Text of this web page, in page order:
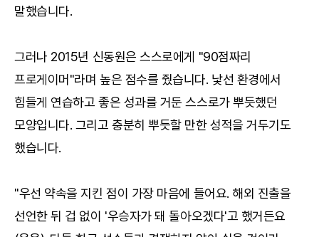
말했습니다.
그러나 2015년 신동원은 스스로에게 "90점짜리
프로게이머"라며 높은 점수를 줬습니다. 낯선 환경에서
힘들게 연습하고 좋은 성과를 거둔 스스로가 뿌듯했던
모양입니다. 그리고 충분히 뿌듯할 만한 성적을 거두기도
했습니다.
"우선 약속을 지킨 점이 가장 마음에 들어요. 해외 진출을
선언한 뒤 겁 없이 '우승자가 돼 돌아오겠다'고 했거든요